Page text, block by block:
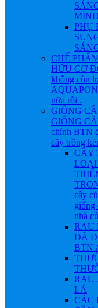
PHỤ
CHẾ
HỮU CƠ
không còn
nữa rồi .
GIỐNG
GIỐNG
chính BTN
cây trồng
CÂY
LOẠI
cây
giống
nhà
RAU
ĐÃ
BTN
RAU
LÁ
CÁC